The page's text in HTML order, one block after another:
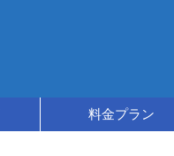
料金プラン